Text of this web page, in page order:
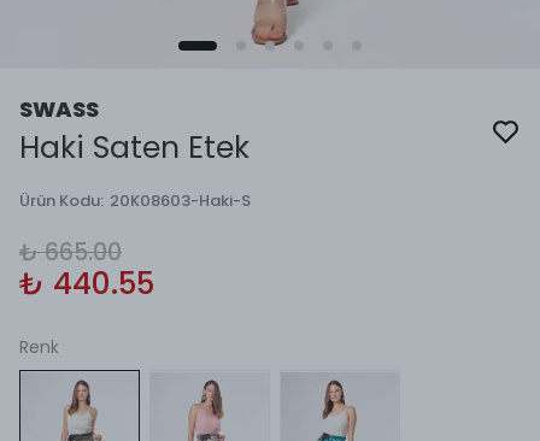
SWASS
Haki Saten Etek
Ürün Kodu: 20K08603-Haki-S
₺ 665.00
₺ 440.55
Renk